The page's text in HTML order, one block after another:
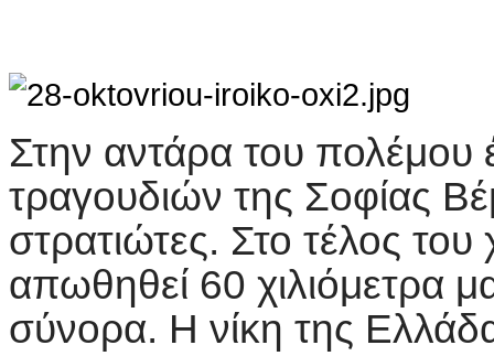
Στην αντάρα του
τραγουδιών της Σοφίας
στρατιώτες. Στο τέλος του
απωθηθεί 60 χιλιόμετρα
σύνορα. Η νίκη της